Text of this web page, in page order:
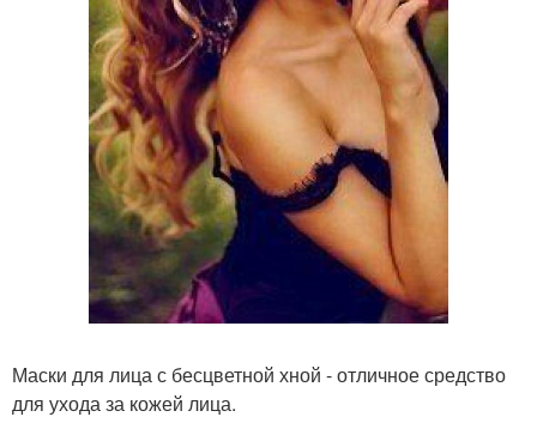
Маски для лица с бесцветной хной - отличное средство
для ухода за кожей лица.